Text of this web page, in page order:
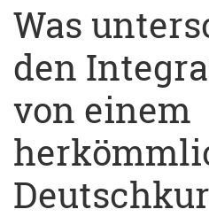
Was
den
von einem